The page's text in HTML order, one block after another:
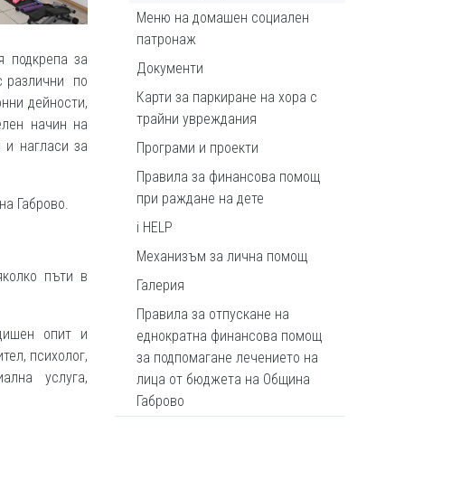
подкрепа за
различни по
дейности,
начин на
нагласи за
Габрово.
пъти в
опит и
психолог,
услуга,
Меню на домашeн социален
патронаж
Документи
Карти за паркиране на хора с
трайни увреждания
Програми и проекти
Правила за финансова помощ
при раждане на дете
i HELP
Механизъм за лична помощ
Галерия
Правила за отпускане на
еднократна финансова помощ
за подпомагане лечението на
лица от бюджета на Община
Габрово